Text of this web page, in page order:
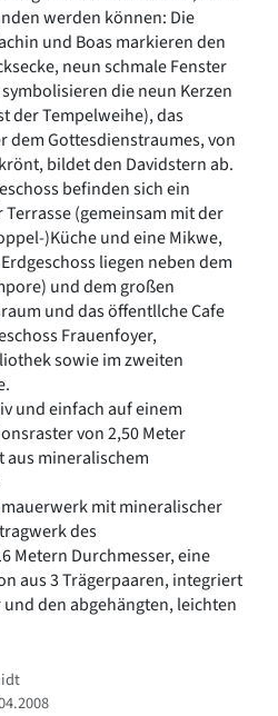
werden können: Die
und Boas markieren den
neun schmale Fenster
die neun Kerzen
der Tempelweihe), das
dem Gottesdienstraumes, von
bildet den Davidstern ab.
befinden sich ein
(gemeinsam mit der
)Küche und eine Mikwe,
liegen neben dem
und dem großen
und das öffentllche Cafe
Frauenfoyer,
sowie im zweiten
und einfach auf einem
von 2,50 Meter
aus mineralischem
mit mineralischer
des
Metern Durchmesser, eine
aus 3 Trägerpaaren, integriert
den abgehängten, leichten